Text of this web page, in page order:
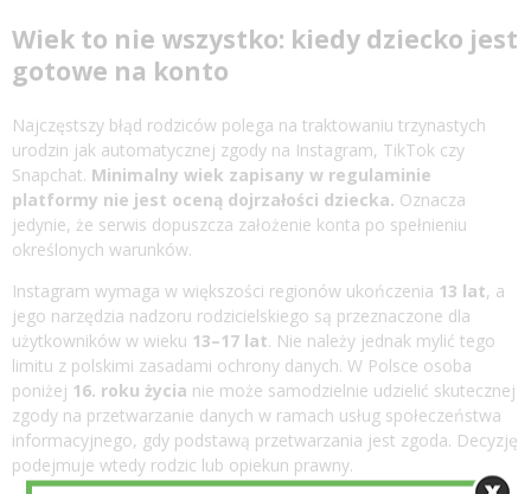
Wiek to nie wszystko: kiedy dziecko jest
gotowe na konto
Najczęstszy błąd rodziców polega na traktowaniu trzynastych
urodzin jak automatycznej zgody na Instagram, TikTok czy
Snapchat. Minimalny wiek zapisany w regulaminie
platformy nie jest oceną dojrzałości dziecka. Oznacza
jedynie, że serwis dopuszcza założenie konta po spełnieniu
określonych warunków.
Instagram wymaga w większości regionów ukończenia 13 lat, a
jego narzędzia nadzoru rodzicielskiego są przeznaczone dla
użytkowników w wieku 13–17 lat. Nie należy jednak mylić tego
limitu z polskimi zasadami ochrony danych. W Polsce osoba
poniżej 16. roku życia nie może samodzielnie udzielić skutecznej
zgody na przetwarzanie danych w ramach usług społeczeństwa
informacyjnego, gdy podstawą przetwarzania jest zgoda. Decyzję
podejmuje wtedy rodzic lub opiekun prawny.